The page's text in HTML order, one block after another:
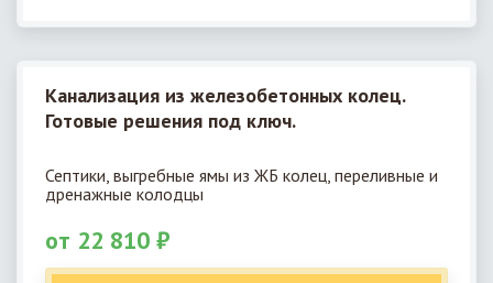
Канализация из железобетонных колец.
Готовые решения под ключ.
Септики, выгребные ямы из ЖБ колец, переливные и
дренажные колодцы
от 22 810 ₽